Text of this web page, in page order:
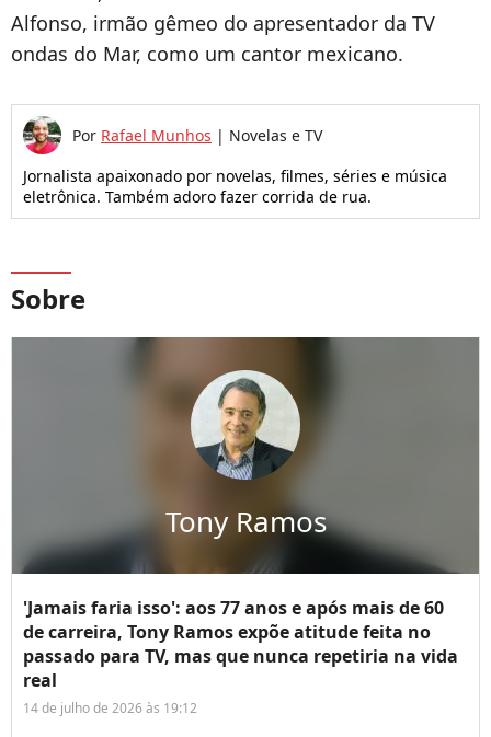
Alfonso, irmão gêmeo do apresentador da TV
ondas do Mar, como um cantor mexicano.
Por Rafael Munhos | Novelas e TV
Jornalista apaixonado por novelas, filmes, séries e música
eletrônica. Também adoro fazer corrida de rua.
Sobre
Tony Ramos
'Jamais faria isso': aos 77 anos e após mais de 60
de carreira, Tony Ramos expõe atitude feita no
passado para TV, mas que nunca repetiria na vida
real
14 de julho de 2026 às 19:12